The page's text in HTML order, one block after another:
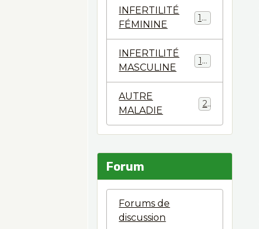
INFERTILITÉ
FÉMININE
124
INFERTILITÉ
MASCULINE
144
AUTRE
MALADIE
2
Forum
Forums de
discussion